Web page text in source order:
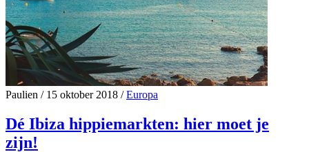
Paulien /15 oktober 2018 / Europa
Dé Ibiza hippiemarkten: hier moet je
zijn!